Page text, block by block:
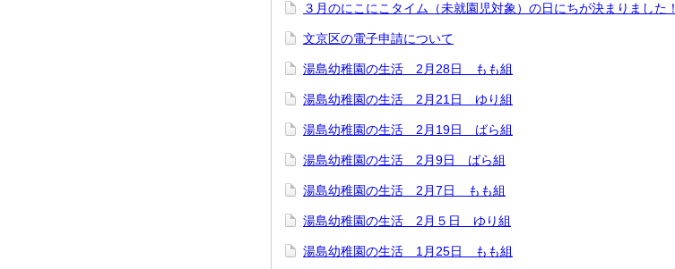
３月のにこにこタイム（未就園児対象）の日にちが決まりました！
文京区の電子申請について
湯島幼稚園の生活 2月28日 もも組
湯島幼稚園の生活 2月21日 ゆり組
湯島幼稚園の生活 2月19日 ばら組
湯島幼稚園の生活 2月9日 ばら組
湯島幼稚園の生活 2月7日 もも組
湯島幼稚園の生活 2月５日 ゆり組
湯島幼稚園の生活 1月25日 もも組